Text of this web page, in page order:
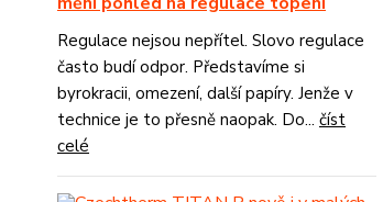
Regulace nejsou nepřítel. Slovo regulace
často budí odpor. Představíme si
byrokracii, omezení, další papíry. Jenže v
technice je to přesně naopak. Do... číst
celé